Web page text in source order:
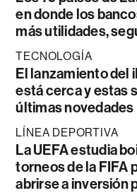
en donde los
más utilidades,
TECNOLOGÍA
El lanzamiento del
está cerca y estas
últimas novedades
LÍNEA DEPORTIVA
La UEFA estudia
torneos de la FIFA
abrirse a inversión